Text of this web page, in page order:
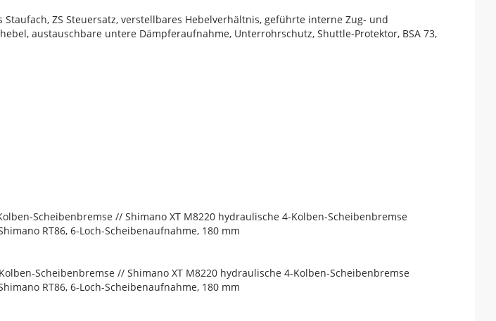
ZS Steuersatz, verstellbares Hebelverhältnis, geführte interne Zug- und
austauschbare untere Dämpferaufnahme, Unterrohrschutz, Shuttle-Protektor, BSA 73,
Scheibenbremse // Shimano XT M8220 hydraulische 4-Kolben-Scheibenbremse
RT86, 6-Loch-Scheibenaufnahme, 180 mm
Scheibenbremse // Shimano XT M8220 hydraulische 4-Kolben-Scheibenbremse
RT86, 6-Loch-Scheibenaufnahme, 180 mm